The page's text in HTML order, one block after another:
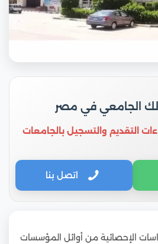
الجامعي في مصر
التقديم والتسجيل بالجامعات
اتصل بنا
الإحصائية من أوائل المؤسسات